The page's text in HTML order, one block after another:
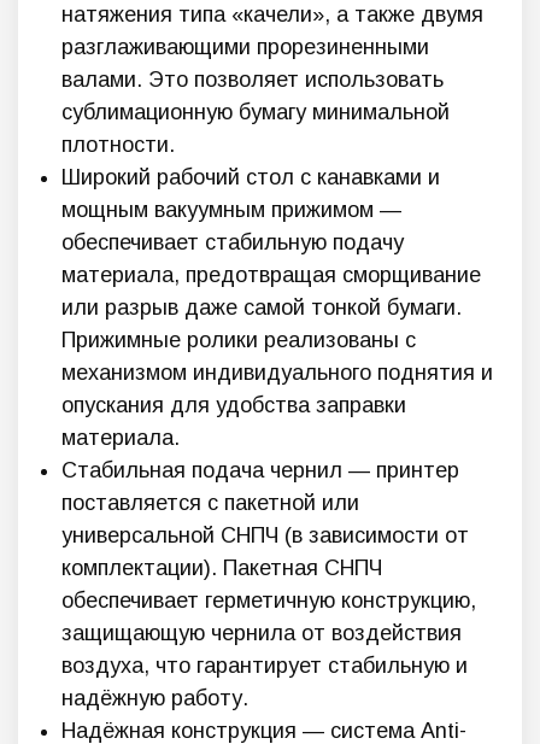
натяжения типа «качели», а также двумя
разглаживающими прорезиненными
валами. Это позволяет использовать
сублимационную бумагу минимальной
плотности.
Широкий рабочий стол с канавками и
мощным вакуумным прижимом —
обеспечивает стабильную подачу
материала, предотвращая сморщивание
или разрыв даже самой тонкой бумаги.
Прижимные ролики реализованы с
механизмом индивидуального поднятия и
опускания для удобства заправки
материала.
Стабильная подача чернил — принтер
поставляется с пакетной или
универсальной СНПЧ (в зависимости от
комплектации). Пакетная СНПЧ
обеспечивает герметичную конструкцию,
защищающую чернила от воздействия
воздуха, что гарантирует стабильную и
надёжную работу.
Надёжная конструкция — система Anti-